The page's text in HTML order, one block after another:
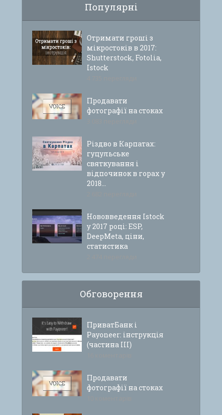
Популярні
Отримати гроші з
мікростоків в 2017:
Shutterstock, Fotolia,
Istock
Продавати
фотографії на стоках
Різдво в Карпатах:
гуцульське
святкування і
відпочинок в горах у
2018...
Нововведення Istock
у 2017 році: ESP,
DeepMeta, ціни,
статистика
Обговорення
ПриватБанк і
Payoneer: інструкція
(частина ІІІ)
Продавати
фотографії на стоках